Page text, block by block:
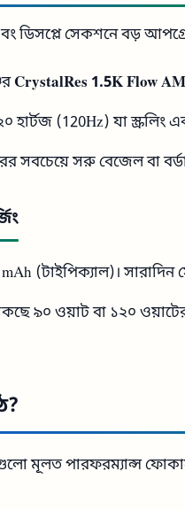
ডিসপ্লে সেকশনে বড়
CrystalRes 1.5K Flow
হার্টজ (120Hz) যা
সবচেয়ে সরু বেজেল বা
(টাইপিক্যাল)। সারাদিন
৯০ ওয়াট বা ১২০
মূলত পারফরম্যান্স